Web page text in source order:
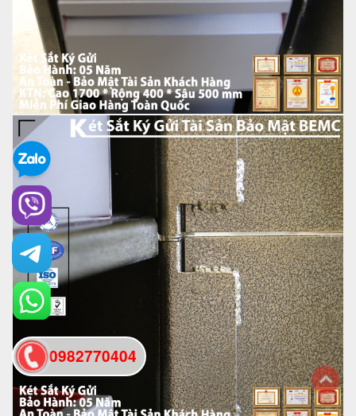
0982770404
back